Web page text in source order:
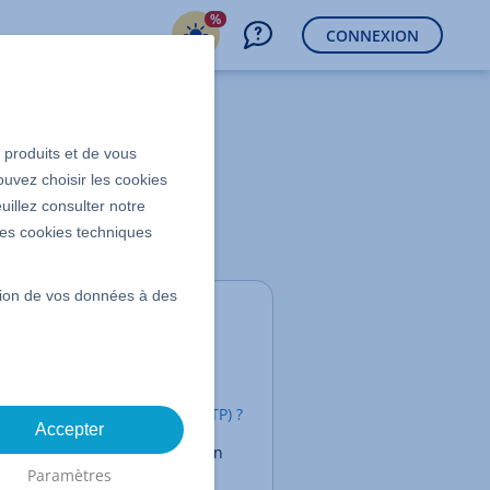
%
CONNEXION
pour
d'authentification (TOTP) ?
Configurer l'application
Authenticator (TOTP)
produits et de vous
choisir les cookies
consulter notre
les cookies techniques
de vos données à des
Accepter
Paramètres